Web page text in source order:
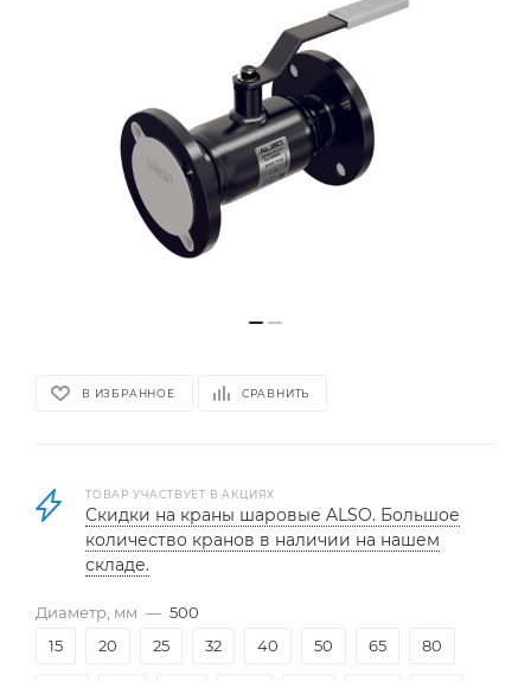
В ИЗБРАННОЕ СРАВНИТЬ
ТОВАР УЧАСТВУЕТ В АКЦИЯХ
Скидки на краны шаровые ALSO. Большое
количество кранов в наличии на нашем
складе.
Диаметр, мм — 500
15
20 25 32 40 50 65 80